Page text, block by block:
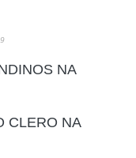
9
NA
CLERO NA